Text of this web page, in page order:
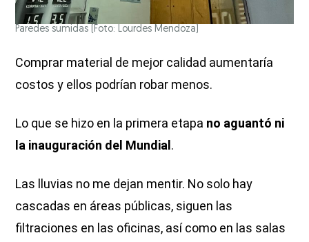
Paredes sumidas (Foto: Lourdes Mendoza)
Comprar material de mejor calidad aumentaría
costos y ellos podrían robar menos.
Lo que se hizo en la primera etapa no aguantó ni
la inauguración del Mundial .
Las lluvias no me dejan mentir. No solo hay
cascadas en áreas públicas, siguen las
filtraciones en las oficinas, así como en las salas